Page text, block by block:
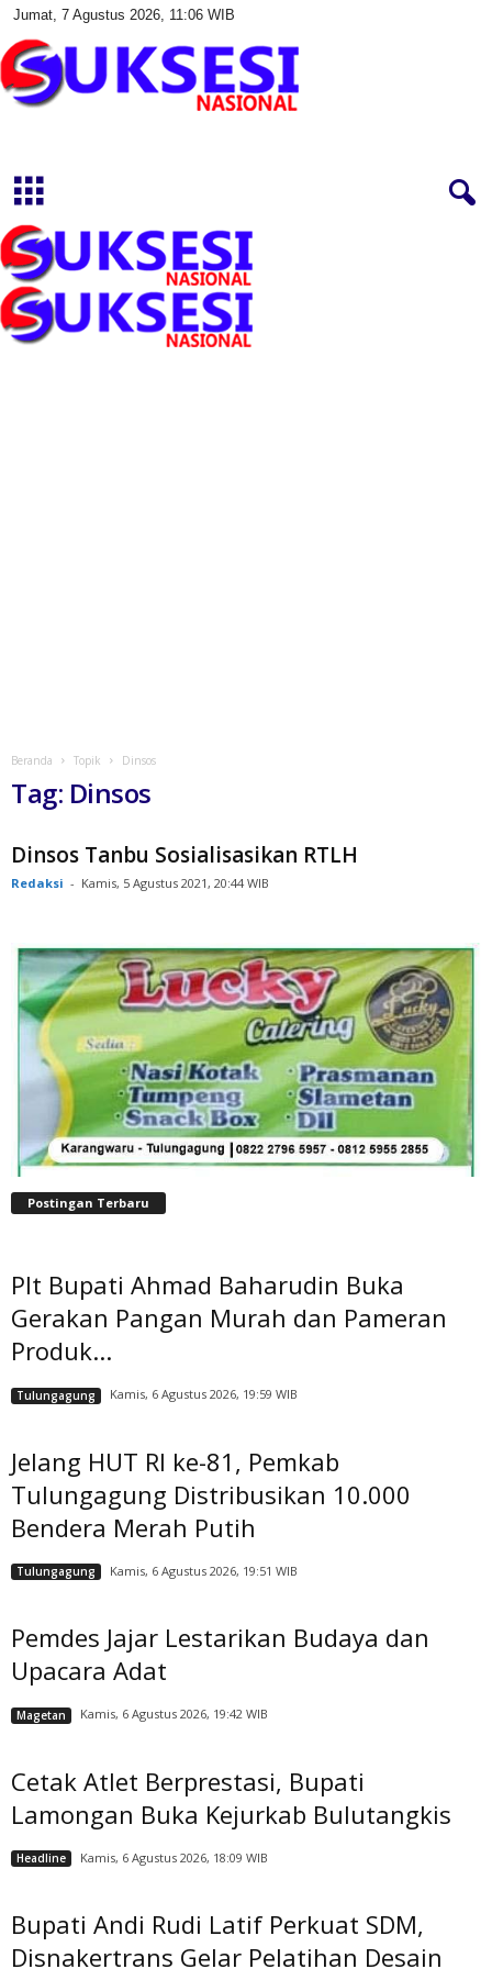
Jumat, 7 Agustus 2026, 11:06 WIB
s
i
a
s
Beranda Topik Dinsos
Tag: Dinsos
Dinsos Tanbu Sosialisasikan RTLH
Redaksi - Kamis, 5 Agustus 2021, 20:44 WIB
Postingan Terbaru
Plt Bupati Ahmad Baharudin Buka
Gerakan Pangan Murah dan Pameran
Produk...
Tulungagung Kamis, 6 Agustus 2026, 19:59 WIB
Jelang HUT RI ke-81, Pemkab
Tulungagung Distribusikan 10.000
Bendera Merah Putih
Tulungagung Kamis, 6 Agustus 2026, 19:51 WIB
Pemdes Jajar Lestarikan Budaya dan
Upacara Adat
Magetan Kamis, 6 Agustus 2026, 19:42 WIB
Cetak Atlet Berprestasi, Bupati
Lamongan Buka Kejurkab Bulutangkis
Headline Kamis, 6 Agustus 2026, 18:09 WIB
Bupati Andi Rudi Latif Perkuat SDM,
Disnakertrans Gelar Pelatihan Desain